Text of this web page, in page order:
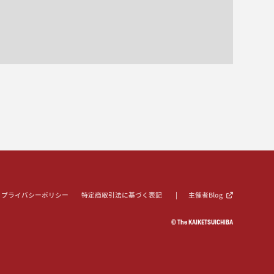
プライバシーポリシー 特定商取引法に基づく表記 主催者Blog
© The KAIKETSUICHIBA